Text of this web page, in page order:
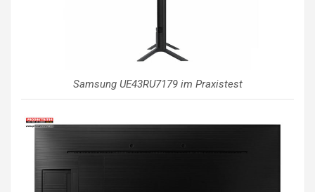
Samsung UE43RU7179 im Praxistest